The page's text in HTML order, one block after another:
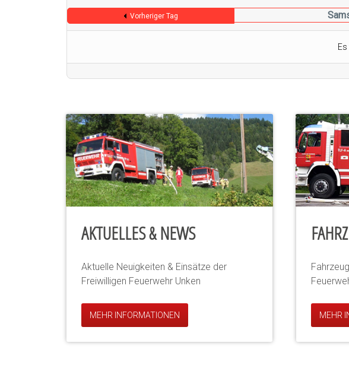
Vorheriger Tag
AKTUELLES & NEWS
Aktuelle Neuigkeiten & Einsätze der
Freiwilligen Feuerwehr Unken
MEHR INFORMATIONEN MEHR